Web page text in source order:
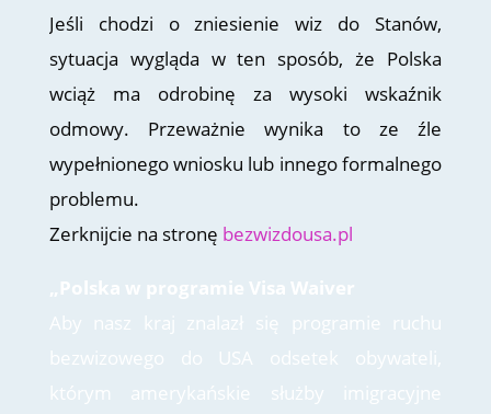
Jeśli chodzi o zniesienie wiz do Stanów,
sytuacja wygląda w ten sposób, że Polska
wciąż ma odrobinę za wysoki wskaźnik
odmowy. Przeważnie wynika to ze źle
wypełnionego wniosku lub innego formalnego
problemu.
Zerknijcie na stronę bezwizdousa.pl
„Polska w programie Visa Waiver
Aby nasz kraj znalazł się programie ruchu
bezwizowego do USA odsetek obywateli,
którym amerykańskie służby imigracyjne